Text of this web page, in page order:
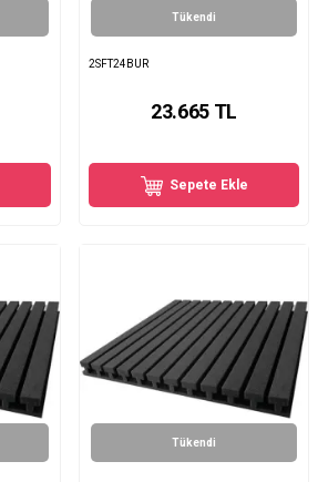
Tükendi
2SFT24BUR
23.665TL
Sepete Ekle
Tükendi